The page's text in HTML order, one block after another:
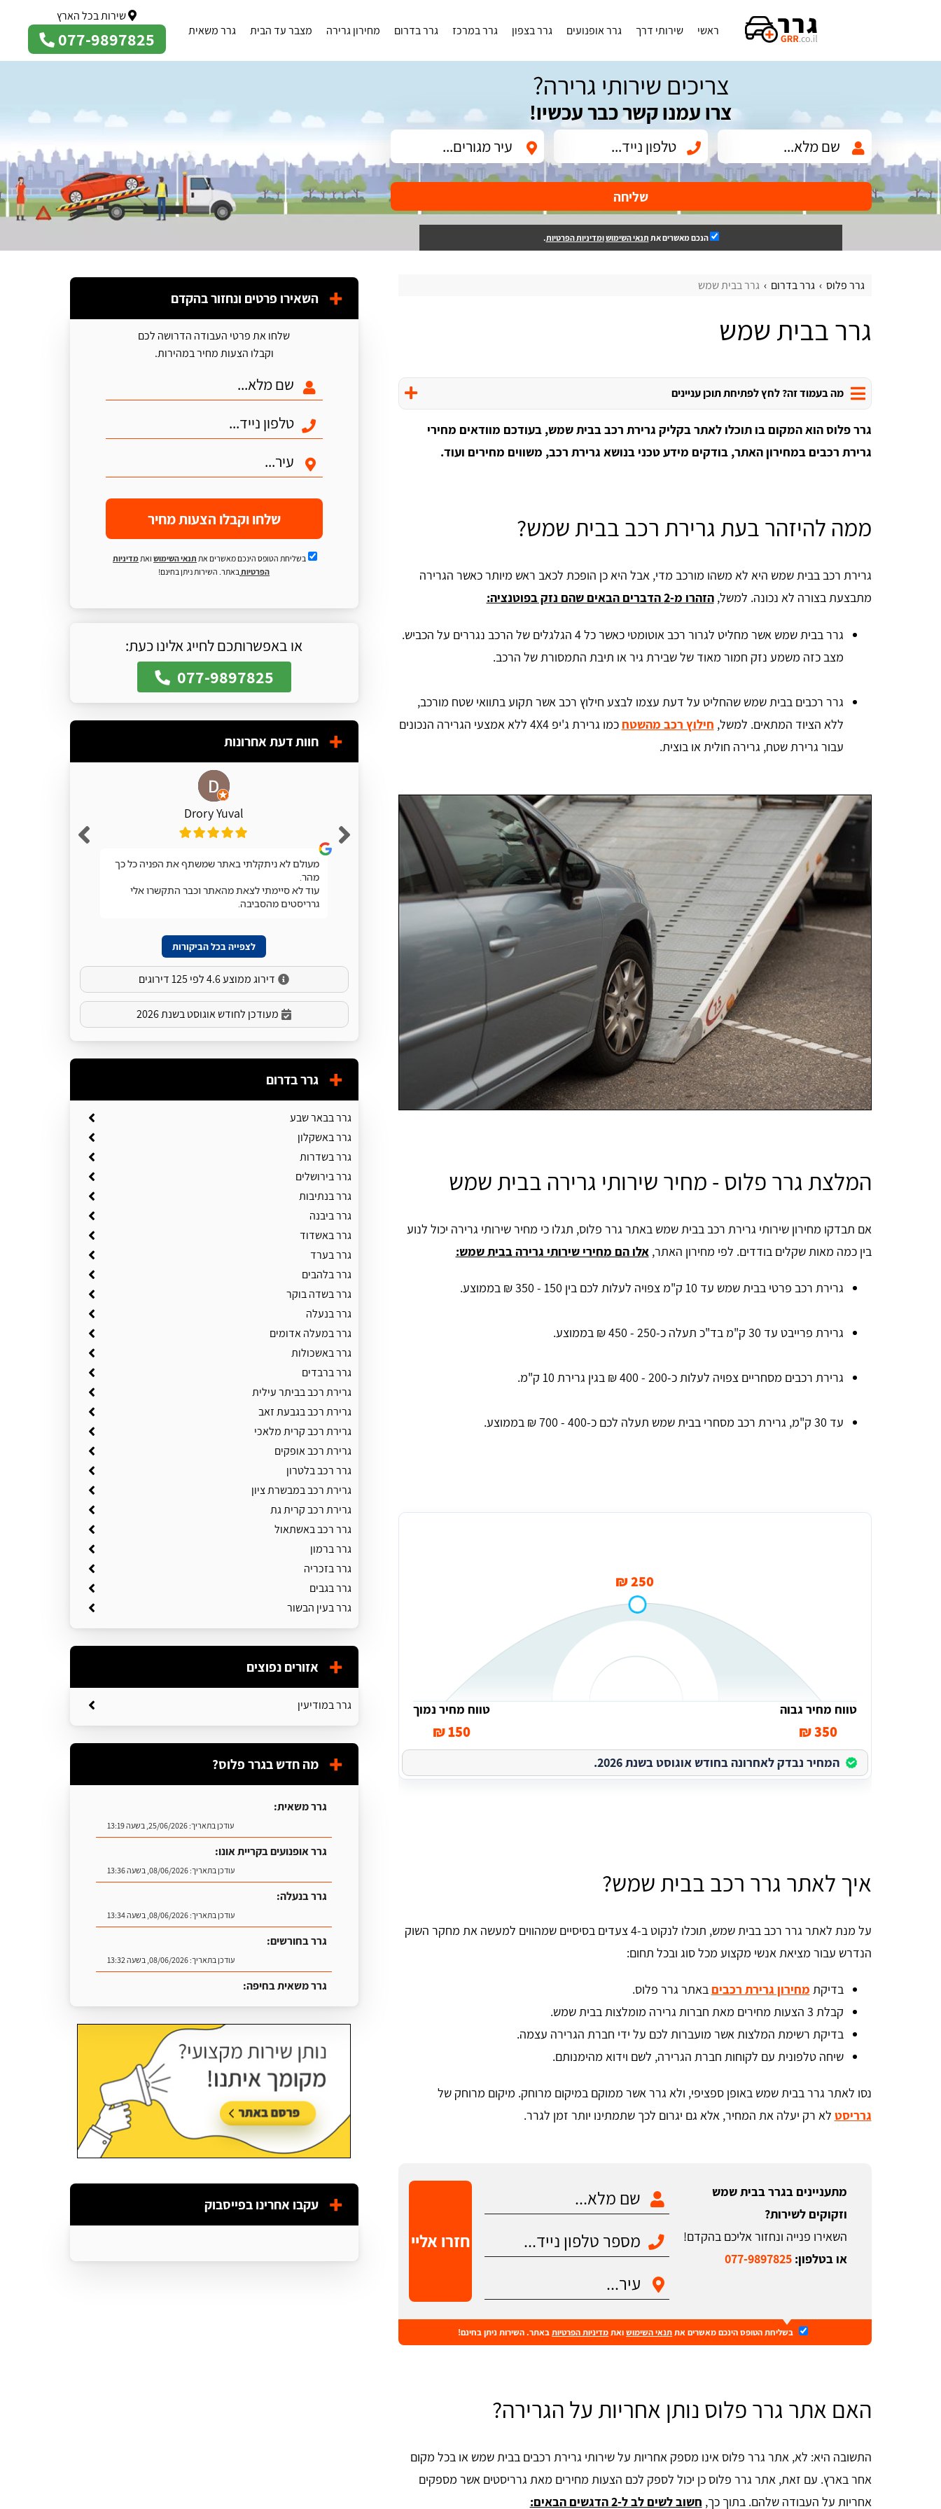
ראשי שירותי דרך גרר אופנועים גרר בצפון גרר במרכז גרר בדרום מחירון גרירה מצבר עד הבית גרר משאית
שירות בכל הארץ
077-9897825
צריכים שירותי גרירה?
צרו עמנו קשר כבר עכשיו!
שליחה
הנכם מאשרים את תנאי השימושומדיניות הפרטיות.
גרר פלוס גרר בדרום גרר בבית שמש
גרר בבית שמש
מה בעמוד זה? לחץ לפתיחת תוכן עניינים
גרר פלוס הוא המקום בו תוכלו לאתר בקליק גרירת רכב בבית שמש, בעודכם מוודאים מחירי
גרירת רכבים במחירון האתר, בודקים מידע טכני בנושא גרירת רכב, משווים מחירים ועוד.
ממה להיזהר בעת גרירת רכב בבית שמש?
גרירת רכב בבית שמש היא לא משהו מורכב מדי, אבל היא כן הופכת לכאב ראש מיותר כאשר הגרירה
מתבצעת בצורה לא נכונה. למשל,הזהרו מ-2 הדברים הבאים שהם נזק בפוטנציה:
גרר בבית שמש אשר מחליט לגרור רכב אוטומטי כאשר כל 4 הגלגלים של הרכב נגררים על הכביש.
מצב כזה משמע נזק חמור מאוד של שבירת גיר או תיבת התמסורת של הרכב.
גרר רכבים בבית שמש שהחליט על דעת עצמו לבצע חילוץ רכב אשר תקוע בתוואי שטח מורכב,
ללא הציוד המתאים. למשל, חילוץ רכב מהשטח
כמו גרירת ג'יפ 4X4 ללא אמצעי הגרירה הנכונים
עבור גרירת שטח, גרירה חולית או בוצית.
המלצת גרר פלוס - מחיר שירותי גרירה בבית שמש
אם תבדקו מחירון שירותי גרירת רכב בבית שמש באתר גרר פלוס, תגלו כי מחיר שירותי גרירה יכול לנוע
בין כמה מאות שקלים בודדים. לפי מחירון האתר,אלו הם מחירי שירותי גרירה בבית שמש:
גרירת רכב פרטי בבית שמש עד 10 ק"מ צפויה לעלות לכם בין 150 - 350 ₪ בממוצע.
גרירת פרייבט עד 30 ק"מ בד"כ תעלה כ-250 - 450 ₪ בממוצע.
גרירת רכבים מסחריים צפויה לעלות כ-200 - 400 ₪ בגין גרירת 10 ק"מ.
עד 30 ק"מ, גרירת רכב מסחרי בבית שמש תעלה לכם כ-400 - 700 ₪ בממוצע.
250 ₪
טווח מחיר גבוה
350 ₪
טווח מחיר נמוך
150 ₪
המחיר נבדק לאחרונה בחודש אוגוסט בשנת 2026.
איך לאתר גרר רכב בבית שמש?
על מנת לאתר גרר רכב בבית שמש, תוכלו לנקוט ב-4 צעדים בסיסיים שמהווים למעשה את מחקר השוק
הנדרש עבור מציאת אנשי מקצוע מכל סוג ובכל תחום:
בדיקת מחירון גרירת רכבים באתר גרר פלוס.
קבלת 3 הצעות מחירים מאת חברות גרירה מומלצות בבית שמש.
בדיקת רשימת המלצות אשר מועברות לכם על ידי חברת הגרירה עצמה.
שיחה טלפונית עם לקוחות חברת הגרירה, לשם וידוא מהימנותם.
נסו לאתר גרר בבית שמש באופן ספציפי, ולא גרר אשר ממוקם במיקום מרוחק. מיקום מרוחק של
גרריסט לא רק יעלה את המחיר, אלא גם יגרום לכך שתמתינו יותר זמן לגרר.
מתעניינים בגרר בבית שמש
וזקוקים לשירות?
השאירו פנייה ונחזור אליכם בהקדם!
או בטלפון:077-9897825
חזרו אליי
בשליחת הטופס הינכם מאשרים אתתנאי השימושואתמדיניות הפרטיותבאתר. השירות ניתן בחינם!
האם אתר גרר פלוס נותן אחריות על הגרירה?
התשובה היא: לא, אתר גרר פלוס אינו מספק אחריות על שירותי גרירת רכבים בבית שמש או בכל מקום
אחר בארץ. עם זאת, אתר גרר פלוס כן יכול לספק לכם הצעות מחירים מאת גרריסטים אשר מספקים
אחריות על העבודה שלהם. בתוך כך, חשוב לשים לב ל-2 הדגשים הבאים:
השאירו פרטים ונחזור בהקדם
שלחו את פרטי העבודה הדרושה לכם
וקבלו הצעות מחיר במהירות.
שלחו וקבלו הצעות מחיר
בשליחת הטופס הינכם מאשרים את תנאי השימושואתמדיניות
הפרטיותבאתר. השירות ניתן בחינם!
או באפשרותכם לחייג אלינו כעת:
077-9897825
חוות דעת אחרונות
Drory Yuval
מעולם לא ניתקלתי באתר שמשתף את הפניה כל כך
מהר.
עוד לא סיימתי לצאת מהאתר וכבר התקשרו אלי
גרריסטים מהסביבה.
Shuky Persky
שרות מעולה. מהיר
אהרון הורוביץ
אחלה שירות תודה על העזרה
לצפייה בכל הביקורות
דירוג ממוצע 4.6 לפי 125 דירוגים
מעודכן לחודש אוגוסט בשנת 2026
גרר בדרום
גרר בבאר שבע
גרר באשקלון
גרר בשדרות
גרר בירושלים
גרר בנתיבות
גרר ביבנה
גרר באשדוד
גרר בערד
גרר בלהבים
גרר בשדה בוקר
גרר בנעלה
גרר במעלה אדומים
גרר באשכולות
גרר ברבדים
גרירת רכב בביתר עילית
גרירת רכב בגבעת זאב
גרירת רכב קרית מלאכי
גרירת רכב אופקים
גרר רכב בלטרון
גרירת רכב במבשרת ציון
גרירת רכב קרית גת
גרר רכב באשתאול
גרר ברמון
גרר בזכריה
גרר בגבים
גרר בעין הבשור
אזורים נפוצים
גרר במודיעין
מה חדש בגרר פלוס?
גרר משאית:
עודכן בתאריך:25/06/2026, בשעה 13:19
גרר אופנועים בקריית אונו:
עודכן בתאריך:08/06/2026, בשעה 13:36
גרר בנעלה:
עודכן בתאריך:08/06/2026, בשעה 13:34
גרר בחורשים:
עודכן בתאריך:08/06/2026, בשעה 13:32
גרר משאית בחיפה:
עודכן בתאריך:25/06/2026, בשעה 13:25
עקבו אחרינו בפייסבוק